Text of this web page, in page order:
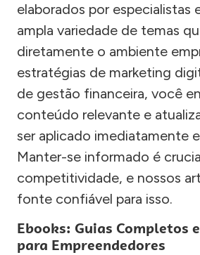
elaborados por especialistas
ampla variedade de temas
diretamente o ambiente
estratégias de marketing
de gestão financeira, você
conteúdo relevante e
ser aplicado imediatamente
Manter-se informado é
competitividade, e nossos
fonte confiável para isso.
Ebooks: Guias Completos
para Empreendedores